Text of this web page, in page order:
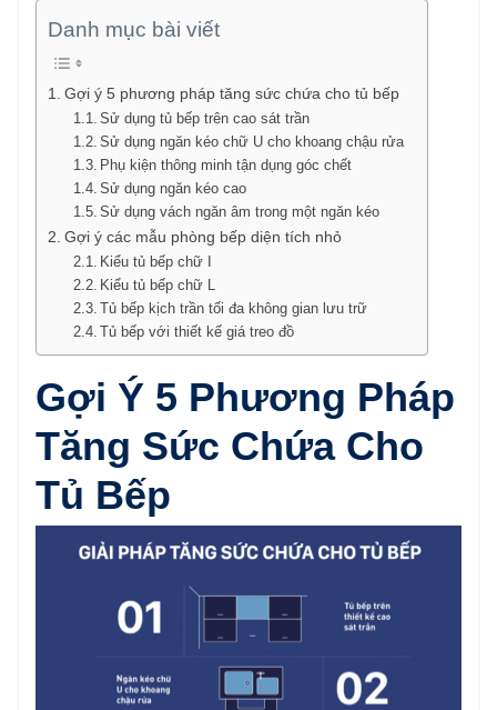
Danh mục bài viết
Gợi ý 5 phương pháp tăng sức chứa cho tủ bếp
Sử dụng tủ bếp trên cao sát trần
Sử dụng ngăn kéo chữ U cho khoang chậu rửa
Phụ kiện thông minh tận dụng góc chết
Sử dụng ngăn kéo cao
Sử dụng vách ngăn âm trong một ngăn kéo
Gợi ý các mẫu phòng bếp diện tích nhỏ
Kiểu tủ bếp chữ I
Kiểu tủ bếp chữ L
Tủ bếp kịch trần tối đa không gian lưu trữ
Tủ bếp với thiết kế giá treo đồ
Gợi Ý 5 Phương Pháp
Tăng Sức Chứa Cho
Tủ Bếp